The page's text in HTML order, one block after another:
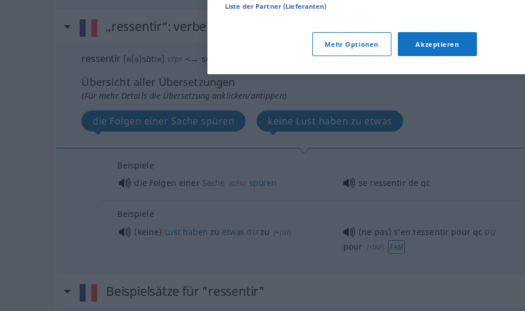
„ressentir“: verbe pronominal
ressentir [ʀ(ə)sɑ̃tiʀ] v/pr < → sentir
Übersicht aller Übersetzungen
(Für mehr Details die Übersetzung anklicken/antippen)
die Folgen einer Sache spüren keine Lust haben zu etwas
Beispiele
die Folgen einer Sache (GÉN) spüren se ressentir de qc
Beispiele
(keine) Lust haben zu etwas ouzu (+INF) (ne pas) s’en ressentir pourqc ou
pour (+INF) FAM
Beispielsätze für "ressentir"
Liste der Partner (Lieferanten)
Mehr Optionen Akzeptieren